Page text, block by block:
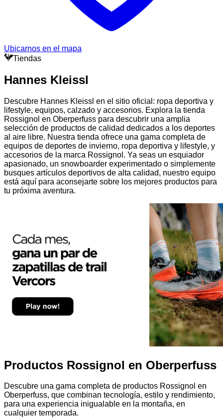
Ubicarnos en el mapa
Tiendas
Hannes Kleissl
Descubre Hannes Kleissl en el sitio oficial: ropa deportiva y
lifestyle, equipos, calzado y accesorios. Explora la tienda
Rossignol en Oberperfuss para descubrir una amplia
selección de productos de calidad dedicados a los deportes
al aire libre. Nuestra tienda ofrece una gama completa de
equipos de deportes de invierno, ropa deportiva y lifestyle, y
accesorios de la marca Rossignol. Ya seas un esquiador
apasionado, un snowboarder experimentado o simplemente
busques artículos deportivos de alta calidad, nuestro equipo
está aquí para aconsejarte sobre los mejores productos para
tu próxima aventura.
Productos Rossignol en Oberperfuss
Descubre una gama completa de productos Rossignol en
Oberperfuss, que combinan tecnología, estilo y rendimiento,
para una experiencia inigualable en la montaña, en
cualquier temporada.